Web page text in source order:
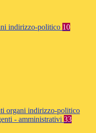
indirizzo-politico 10
organi indirizzo-politico
- amministrativi 33